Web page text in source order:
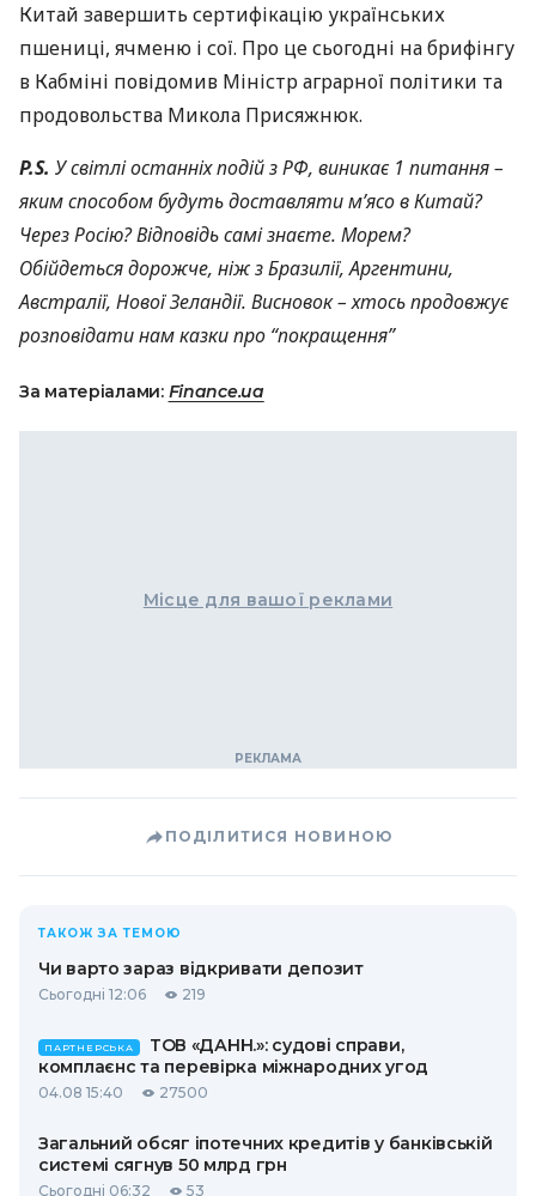
Китай завершить сертифікацію українських
пшениці, ячменю і сої. Про це сьогодні на брифінгу
в Кабміні повідомив Міністр аграрної політики та
продовольства Микола Присяжнюк.
P.S. У світлі останніх подій з РФ, виникає 1 питання –
яким способом будуть доставляти м’ясо в Китай?
Через Росію? Відповідь самі знаєте. Морем?
Обійдеться дорожче, ніж з Бразилії, Аргентини,
Австралії, Нової Зеландії. Висновок – хтось продовжує
розповідати нам казки про “покращення”
За матеріалами: Finance.ua
Місце для вашої реклами
ПОДІЛИТИСЯ НОВИНОЮ
ТАКОЖ ЗА ТЕМОЮ
Чи варто зараз відкривати депозит
Сьогодні 12:06 219
ПАРТНЕРСЬКА
ТОВ «ДАНН.»: судові справи,
комплаєнс та перевірка міжнародних угод
04.08 15:40 27500
Загальний обсяг іпотечних кредитів у банківській
системі сягнув 50 млрд грн
Сьогодні 06:32 53